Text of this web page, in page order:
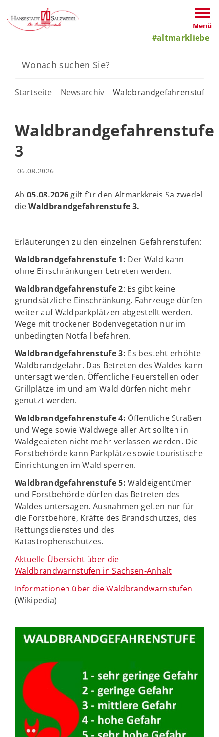
Menü
#altmarkliebe
Startseite Newsarchiv Waldbrandgefahrenstufe 3
Waldbrandgefahrenstufe
3
06.08.2026
Ab 05.08.2026 gilt für den Altmarkkreis Salzwedel
dieWaldbrandgefahrenstufe 3.
Erläuterungen zu den einzelnen Gefahrenstufen:
Waldbrandgefahrenstufe 1: Der Wald kann
ohne Einschränkungen betreten werden.
Waldbrandgefahrenstufe 2: Es gibt keine
grundsätzliche Einschränkung. Fahrzeuge dürfen
weiter auf Waldparkplätzen abgestellt werden.
Wege mit trockener Bodenvegetation nur im
unbedingten Notfall befahren.
Waldbrandgefahrenstufe 3: Es besteht erhöhte
Waldbrandgefahr. Das Betreten des Waldes kann
untersagt werden. Öffentliche Feuerstellen oder
Grillplätze im und am Wald dürfen nicht mehr
genutzt werden.
Waldbrandgefahrenstufe 4: Öffentliche Straßen
und Wege sowie Waldwege aller Art sollten in
Waldgebieten nicht mehr verlassen werden. Die
Forstbehörde kann Parkplätze sowie touristische
Einrichtungen im Wald sperren.
Waldbrandgefahrenstufe 5: Waldeigentümer
und Forstbehörde dürfen das Betreten des
Waldes untersagen. Ausnahmen gelten nur für
die Forstbehöre, Kräfte des Brandschutzes, des
Rettungsdienstes und des
Katastrophenschutzes.
Aktuelle Übersicht über die
Waldbrandwarnstufen in Sachsen-Anhalt
Informationen über die Waldbrandwarnstufen
(Wikipedia)